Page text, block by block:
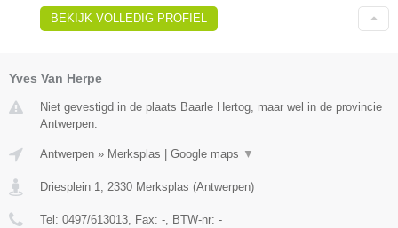
BEKIJK VOLLEDIG PROFIEL
Yves Van Herpe
Niet gevestigd in de plaats Baarle Hertog, maar wel in de provincie
Antwerpen.
Antwerpen » Merksplas Google maps ▼
Driesplein 1, 2330 Merksplas (Antwerpen)
Tel: 0497/613013, Fax: -, BTW-nr: -